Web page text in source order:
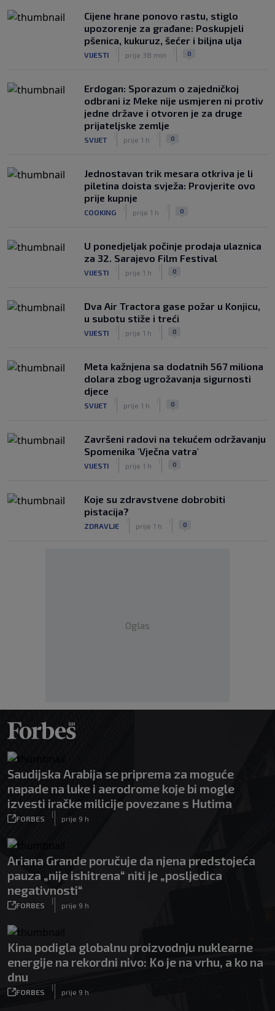
u bikiniju (FOTO+VIDEO)
OSTALI SPORTOVI
|
prije 2 h
| 0
Cijene hrane ponovo rastu, stiglo
upozorenje za građane: Poskupjeli
pšenica, kukuruz, šećer i biljna ulja
VIJESTI prije 38 min 0
Erdogan: Sporazum o zajedničkoj
odbrani iz Meke nije usmjeren ni protiv
jedne države i otvoren je za druge
prijateljske zemlje
SVIJET prije 1 h 0
Jednostavan trik mesara otkriva je li
piletina doista svježa: Provjerite ovo
prije kupnje
COOKING prije 1 h 0
U ponedjeljak počinje prodaja ulaznica
za 32. Sarajevo Film Festival
VIJESTI prije 1 h 0
Dva Air Tractora gase požar u Konjicu,
u subotu stiže i treći
VIJESTI prije 1 h 0
Meta kažnjena sa dodatnih 567 miliona
dolara zbog ugrožavanja sigurnosti
djece
SVIJET prije 1 h 0
Završeni radovi na tekućem održavanju
Spomenika 'Vječna vatra'
VIJESTI prije 1 h 0
Koje su zdravstvene dobrobiti
pistacija?
ZDRAVLJE prije 1 h 0
Oglas
Saudijska Arabija se priprema za moguće
napade na luke i aerodrome koje bi mogle
izvesti iračke milicije povezane s Hutima
FORBES
|
prije 9 h
Ariana Grande poručuje da njena predstojeća
pauza „nije ishitrena“ niti je „posljedica
negativnosti“
FORBES
|
prije 9 h
Kina podigla globalnu proizvodnju nuklearne
energije na rekordni nivo: Ko je na vrhu, a ko na
dnu
FORBES
|
prije 9 h